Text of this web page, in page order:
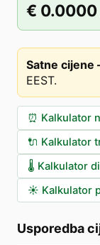
€ 0.0000
Satne
EEST.
⏰ Kalkulator
🔌 Kalkulator
🌡️ Kalkulator
☀️ Kalkulator
Usporedba